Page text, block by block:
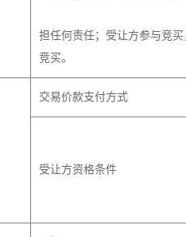
担任何责任；受让方参与竞
竞买
交易价款支付方式
受让方资格条件